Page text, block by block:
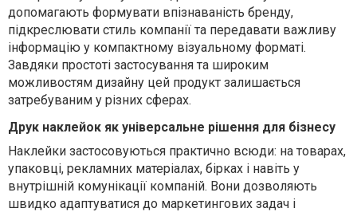
допомагають формувати впізнаваність бренду,
підкреслювати стиль компанії та передавати важливу
інформацію у компактному візуальному форматі.
Завдяки простоті застосування та широким
можливостям дизайну цей продукт залишається
затребуваним у різних сферах.
Друк наклейок як універсальне рішення для бізнесу
Наклейки застосовуються практично всюди: на товарах,
упаковці, рекламних матеріалах, бірках і навіть у
внутрішній комунікації компаній. Вони дозволяють
швидко адаптуватися до маркетингових задач і